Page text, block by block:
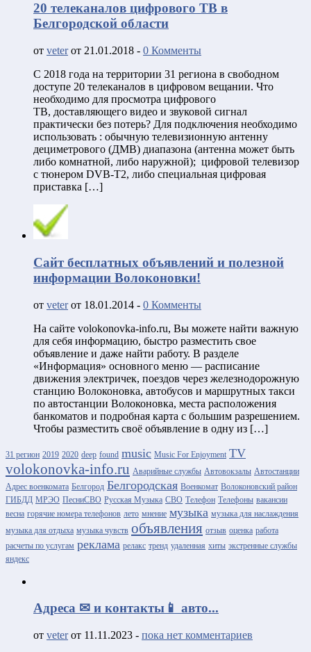
20 телеканалов цифрового ТВ в
Белгородской области
от veterот 21.01.2018 - 0 Комменты
С 2018 года на территории 31 региона в свободном
доступе 20 телеканалов в цифровом вещании. Что
необходимо для просмотра цифрового
ТВ, доставляющего видео и звуковой сигнал
практически без потерь? Для подключения необходимо
использовать : обычную телевизионную антенну
дециметрового (ДМВ) диапазона (антенна может быть
либо комнатной, либо наружной); цифровой телевизор
с тюнером DVB-T2, либо специальная цифровая
приставка […]
Сайт бесплатных объявлений и полезной
информации Волоконовки!
от veterот 18.01.2014 - 0 Комменты
На сайте volokonovka-info.ru, Вы можете найти важную
для себя информацию, быстро разместить свое
объявление и даже найти работу. В разделе
«Информация» основного меню — расписание
движения электричек, поездов через железнодорожную
станцию Волоконовка, автобусов и маршрутных такси
по автостанции Волоконовка, места расположения
банкоматов и подробная карта с большим разрешением.
Чтобы разместить своё объявление в одну из […]
31 регион 2019 2020 deep found music Music For Enjoyment TV
volokonovka-info.ru Аварийные службы Автовокзалы Автостанции
Адрес военкомата Белгород Белгородская Военкомат Волоконовский район
ГИБДД МРЭО ПесниСВО Русская Музыка СВО Телефон Телефоны вакансии
весна горячие номера телефонов лето мнение музыка музыка для наслаждения
музыка для отдыха музыка чувств объявления отзыв оценка работа
расчеты по услугам реклама релакс тренд удаленная хиты экстренные службы
яндекс
Адреса ✉ и контакты📱 авто...
от veterот 11.11.2023 - пока нет комментариев